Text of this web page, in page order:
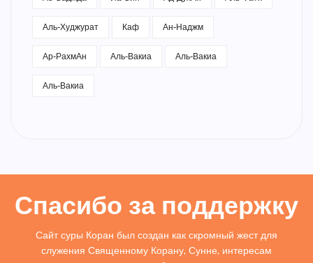
Аль-Худжурат
Каф
Ан-Наджм
Ар-РахмАн
Аль-Вакиа
Аль-Вакиа
Аль-Вакиа
Спасибо за поддержку
Сайт суры Коран был создан как скромный жест для
служения Священному Корану, Сунне, интересам